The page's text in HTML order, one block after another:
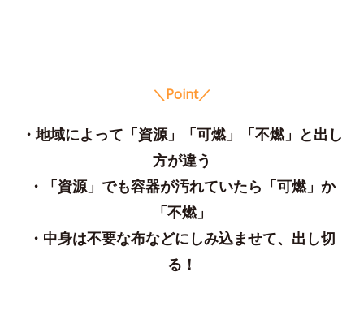
＼Point／
・地域によって「資源」「可燃」「不燃」と出し
方が違う
・「資源」でも容器が汚れていたら「可燃」か
「不燃」
・中身は不要な布などにしみ込ませて、出し切
る！